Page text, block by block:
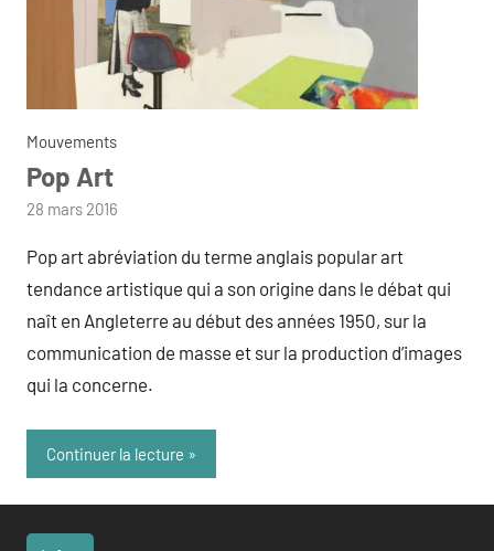
Mouvements
Pop Art
par
28 mars 2016
Pop art abréviation du terme anglais popular art
tendance artistique qui a son origine dans le débat qui
naît en Angleterre au début des années 1950, sur la
communication de masse et sur la production d’images
qui la concerne.
Continuer la lecture